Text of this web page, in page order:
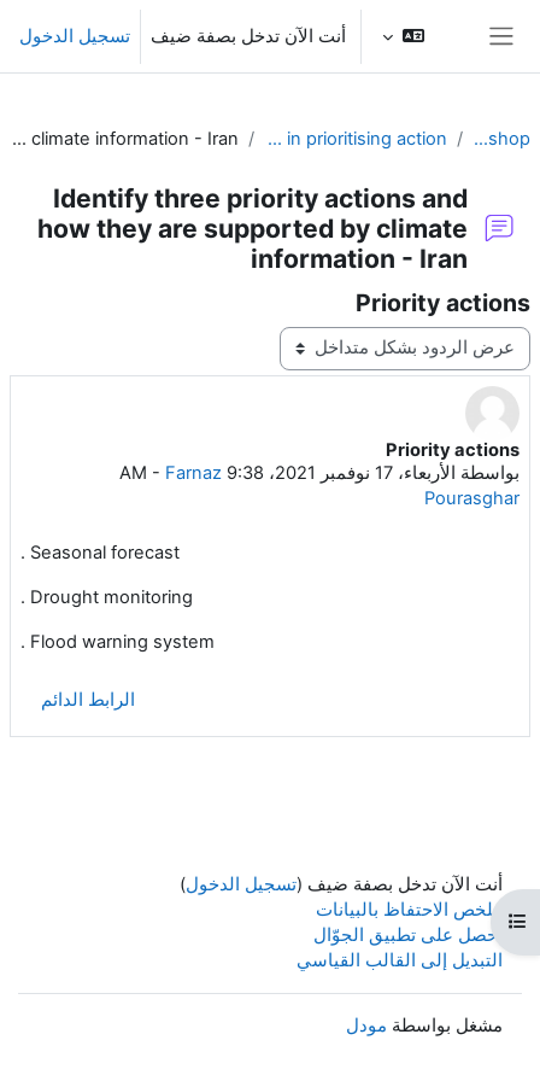
تخطى إلى المحتوى الرئيسي
أنت الآن تدخل بصفة ضيف تسجيل الدخول
المقرر
ClimAdapt Workshop
Session 6 – The importance of climate information in prioritising action
Identify three priority actions and how they are supported by climate information - Iran
Identify three priority actions and
how they are supported by climate
information - Iran
Priority actions
نمط العرض
Priority actions
بواسطة الأربعاء، 17 نوفمبر 2021، 9:38 AM - Farnaz
Pourasghar
عدد الردود: 0
. Seasonal forecast
. Drought monitoring
. Flood warning system
الرابط الدائم
أنت الآن تدخل بصفة ضيف (تسجيل الدخول)
ملخص الاحتفاظ بالبيانات
احصل على تطبيق الجوّال
التبديل إلى القالب القياسي
مشغل بواسطة مودل